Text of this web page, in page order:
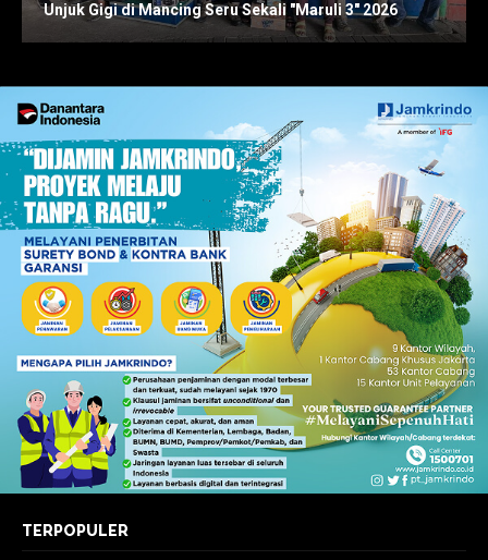
Unjuk Gigi di Mancing Seru Sekali "Maruli 3" 2026
TERPOPULER